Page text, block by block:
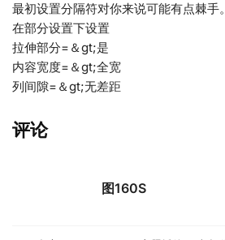
最初设置分隔符对你来说可能有点棘手。
在部分设置下设置
拉伸部分=＆gt;是
内容宽度=＆gt;全宽
列间隙=＆gt;无差距
评论
图160S